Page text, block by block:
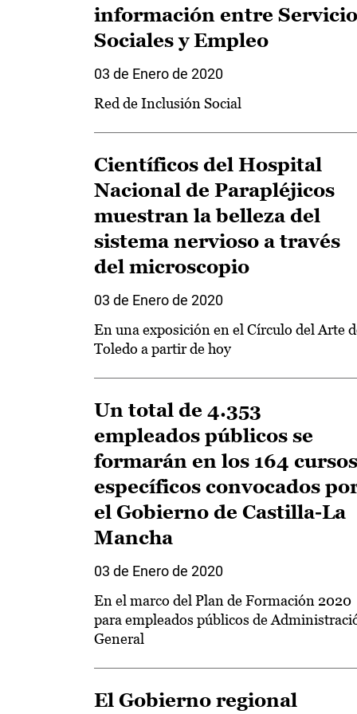
información entre
Sociales y Empleo
03 de Enero de 2020
Red de Inclusión Social
Científicos del Hospital
Nacional de Parapléjicos
muestran la belleza del
sistema nervioso a través
del microscopio
03 de Enero de 2020
En una exposición en el Círculo del Arte
Toledo a partir de hoy
Un total de 4.353
empleados públicos se
formarán en los 164 cursos
específicos convocados
el Gobierno de Castilla-La
Mancha
03 de Enero de 2020
En el marco del Plan de Formación 2020
para empleados públicos de
General
El Gobierno regional